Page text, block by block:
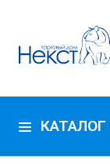
КАТАЛОГ